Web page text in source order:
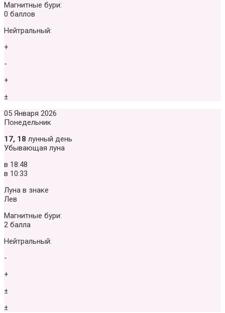
Магнитные бури:
0 баллов
Нейтральный:
+
-
+
±
05 Января 2026
Понедельник
17, 18 лунный день
Убывающая луна
в 18:48
в 10:33
Луна в знаке
Лев
Магнитные бури:
2 балла
Нейтральный:
-
+
±
±